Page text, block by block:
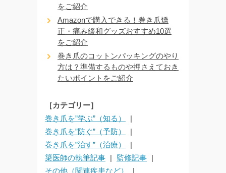
をご紹介
Amazonで購入できる！巻き爪矯
正・痛み緩和グッズおすすめ10選
をご紹介
巻き爪のコットンパッキングのやり
方は？準備するものや押さえておき
たいポイントをご紹介
［カテゴリー］
巻き爪を”学ぶ”（知る）
巻き爪を”防ぐ”（予防）
巻き爪を”治す”（治療）
簗医師の執筆記事
監修記事
その他（関連疾患など）